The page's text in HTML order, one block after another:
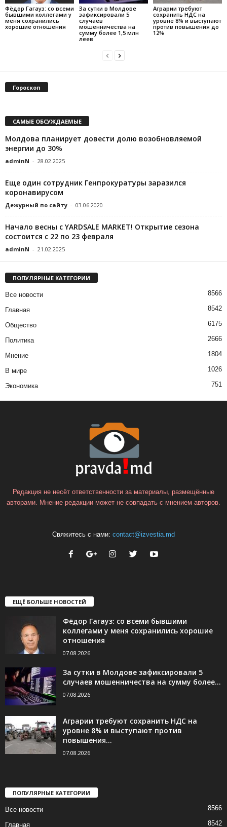
Фёдор Гагауз: со всеми
бывшими коллегами у
меня сохранились
хорошие отношения
За сутки в Молдове
зафиксировали 5
случаев
мошенничества на
сумму более 1,5 млн
леев
Аграрии требуют
сохранить НДС на
уровне 8% и выступают
против повышения до
12%
Гороскоп
САМЫЕ ОБСУЖДАЕМЫЕ
Молдова планирует довести долю возобновляемой
энергии до 30%
adminN - 28.02.2025
Еще один сотрудник Генпрокуратуры заразился
коронавирусом
Дежурный по сайту - 03.06.2020
Начало весны с YARDSALE MARKET! Открытие сезона
состоится с 22 по 23 февраля
adminN - 21.02.2025
ПОПУЛЯРНЫЕ КАТЕГОРИИ
Все новости 8566
Главная 8542
Общество 6175
Политика 2666
Мнение 1804
В мире 1026
Экономика 751
Редакция не несёт ответственности за материалы, размещённые
авторами. Мнение редакции может не совпадать с мнением авторов.
Свяжитесь с нами: contact@izvestia.md
ЕЩЁ БОЛЬШЕ НОВОСТЕЙ
Фёдор Гагауз: со всеми бывшими
коллегами у меня сохранились хорошие
отношения
07.08.2026
За сутки в Молдове зафиксировали 5
случаев мошенничества на сумму более...
07.08.2026
Аграрии требуют сохранить НДС на
уровне 8% и выступают против
повышения...
07.08.2026
ПОПУЛЯРНЫЕ КАТЕГОРИИ
Все новости 8566
Главная 8542